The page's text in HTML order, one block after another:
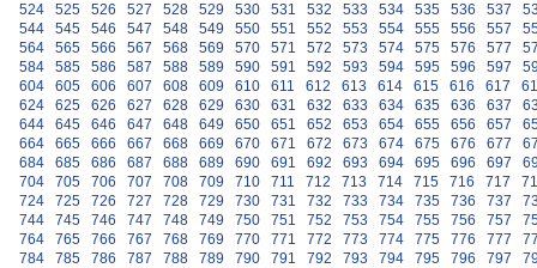
524
525 526 527 528 529 530 531 532 533 534 535 536 537
544
545 546 547 548 549 550 551 552 553 554 555 556 557
564
565 566 567 568 569 570 571 572 573 574 575 576 577
584
585 586 587 588 589 590 591 592 593 594 595 596 597
604
605 606 607 608 609 610 611 612 613 614 615 616 617
624
625 626 627 628 629 630 631 632 633 634 635 636 637
644
645 646 647 648 649 650 651 652 653 654 655 656 657
664
665 666 667 668 669 670 671 672 673 674 675 676 677
684
685 686 687 688 689 690 691 692 693 694 695 696 697
704
705 706 707 708 709 710 711 712 713 714 715 716 717
724
725 726 727 728 729 730 731 732 733 734 735 736 737
744
745 746 747 748 749 750 751 752 753 754 755 756 757
764
765 766 767 768 769 770 771 772 773 774 775 776 777
784
785 786 787 788 789 790 791 792 793 794 795 796 797